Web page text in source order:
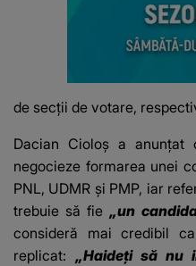
de secţii de votare,
Dacian Cioloş a anunţat
negocieze formarea unei
PNL, UDMR şi PMP, iar
trebuie să fie„un
consideră mai credibil
replicat: „Haideţi să nu